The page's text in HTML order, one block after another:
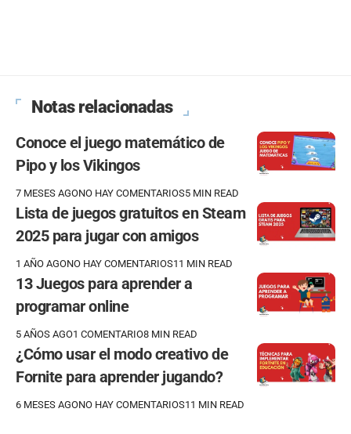
Notas relacionadas
Conoce el juego matemático de
Pipo y los Vikingos
7 MESES AGONO HAY COMENTARIOS5 MIN READ
Lista de juegos gratuitos en Steam
2025 para jugar con amigos
1 AÑO AGONO HAY COMENTARIOS11 MIN READ
13 Juegos para aprender a
programar online
5 AÑOS AGO1 COMENTARIO8 MIN READ
¿Cómo usar el modo creativo de
Fornite para aprender jugando?
6 MESES AGONO HAY COMENTARIOS11 MIN READ